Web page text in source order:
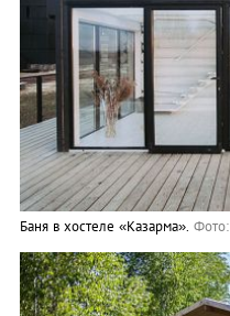
Баня в хостеле «Казарма». Фото: